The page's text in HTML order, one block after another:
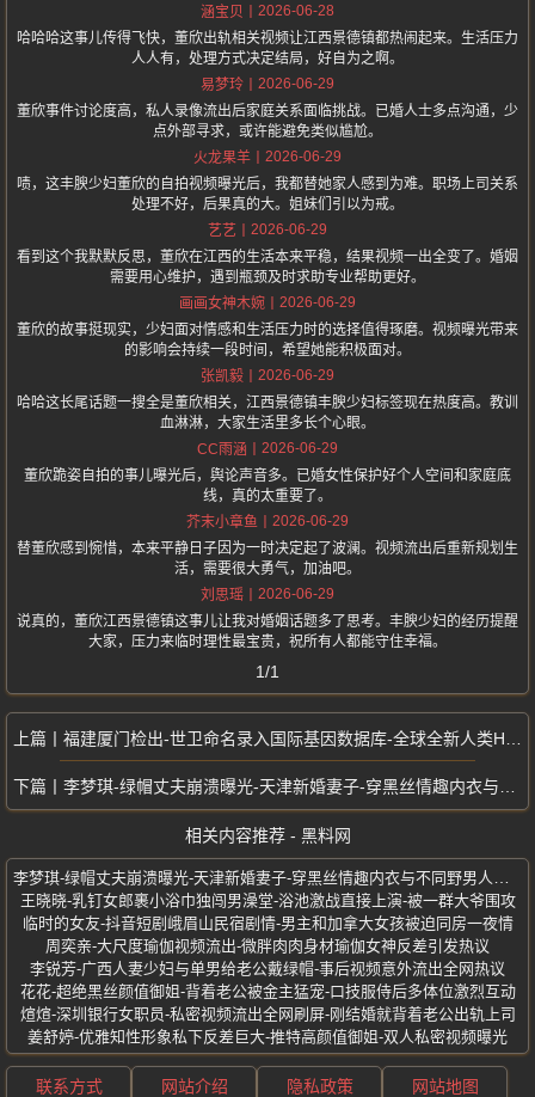
涵宝贝
2026-06-28
哈哈哈这事儿传得飞快，董欣出轨相关视频让江西景德镇都热闹起来。生活压力
人人有，处理方式决定结局，好自为之啊。
易梦玲
2026-06-29
董欣事件讨论度高，私人录像流出后家庭关系面临挑战。已婚人士多点沟通，少
点外部寻求，或许能避免类似尴尬。
火龙果羊
2026-06-29
啧，这丰腴少妇董欣的自拍视频曝光后，我都替她家人感到为难。职场上司关系
处理不好，后果真的大。姐妹们引以为戒。
艺艺
2026-06-29
看到这个我默默反思，董欣在江西的生活本来平稳，结果视频一出全变了。婚姻
需要用心维护，遇到瓶颈及时求助专业帮助更好。
画画女神木婉
2026-06-29
董欣的故事挺现实，少妇面对情感和生活压力时的选择值得琢磨。视频曝光带来
的影响会持续一段时间，希望她能积极面对。
张凯毅
2026-06-29
哈哈这长尾话题一搜全是董欣相关，江西景德镇丰腴少妇标签现在热度高。教训
血淋淋，大家生活里多长个心眼。
CC雨涵
2026-06-29
董欣跪姿自拍的事儿曝光后，舆论声音多。已婚女性保护好个人空间和家庭底
线，真的太重要了。
芥末小章鱼
2026-06-29
替董欣感到惋惜，本来平静日子因为一时决定起了波澜。视频流出后重新规划生
活，需要很大勇气，加油吧。
刘思瑶
2026-06-29
说真的，董欣江西景德镇这事儿让我对婚姻话题多了思考。丰腴少妇的经历提醒
大家，压力来临时理性最宝贵，祝所有人都能守住幸福。
1/1
福建厦门检出-世卫命名录入国际基因数据库-全球全新人类HLA等位基因
李梦琪-绿帽丈夫崩溃曝光-天津新婚妻子-穿黑丝情趣内衣与不同野男人激战
相关内容推荐 - 黑料网
王晓晓-乳钉女郎裹小浴巾独闯男澡堂-浴池激战直接上演-被一群大爷围攻
临时的女友-抖音短剧峨眉山民宿剧情-男主和加拿大女孩被迫同房一夜情
周奕亲-大尺度瑜伽视频流出-微胖肉肉身材瑜伽女神反差引发热议
李锐芳-广西人妻少妇与单男给老公戴绿帽-事后视频意外流出全网热议
花花-超绝黑丝颜值御姐-背着老公被金主猛宠-口技服侍后多体位激烈互动
煊煊-深圳银行女职员-私密视频流出全网刷屏-刚结婚就背着老公出轨上司
姜舒婷-优雅知性形象私下反差巨大-推特高颜值御姐-双人私密视频曝光
联系方式 网站介绍 隐私政策 网站地图